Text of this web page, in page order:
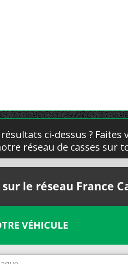
ci-dessus ? Faites
réseau de casses sur
le réseau France
VÉHICULE